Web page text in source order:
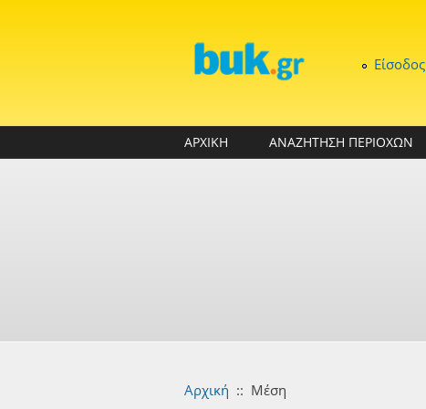
Είσοδος
ΑΡΧΙΚΗ ΑΝΑΖΗΤΗΣΗ ΠΕΡΙΟΧΩΝ
Αρχική :: Μέση